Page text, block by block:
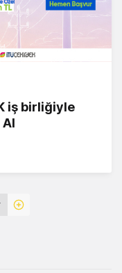
iş birliğiyle